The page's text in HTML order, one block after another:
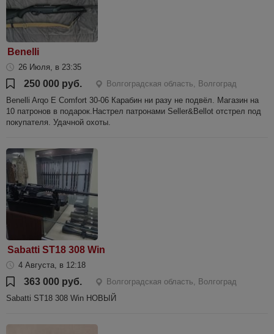
Benelli
26 Июля, в 23:35
250 000 руб.
Волгоградская область, Волгоград
Benelli Arqo E Comfort 30-06 Карабин ни разу не подвёл. Магазин на
10 патронов в подарок.Настрел патронами Seller&Bellot отстрел под
покупателя. Удачной охоты.
Sabatti ST18 308 Win
4 Августа, в 12:18
363 000 руб.
Волгоградская область, Волгоград
Sabatti ST18 308 Win НОВЫЙ